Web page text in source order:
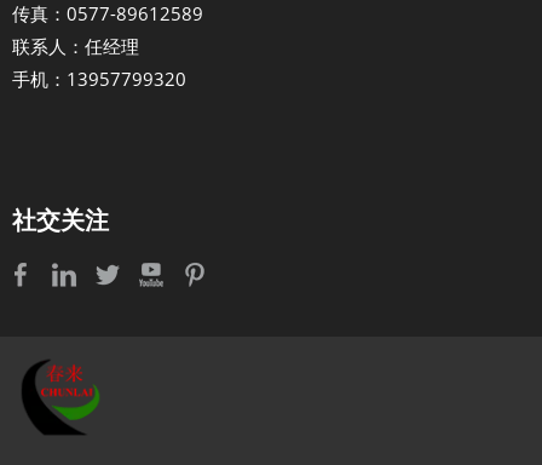
传真：0577-89612589
联系人：任经理
手机：13957799320
社交关注